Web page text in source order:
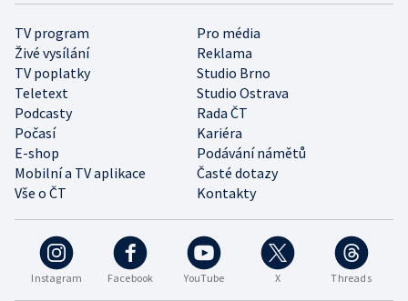
Instagram Facebook YouTube X Threads
TV program
Pro média
Živé vysílání
Reklama
TV poplatky
Studio Brno
Teletext
Studio Ostrava
Podcasty
Rada ČT
Počasí
Kariéra
E-shop
Podávání námětů
Mobilní a TV aplikace
Časté dotazy
Vše o ČT
Kontakty